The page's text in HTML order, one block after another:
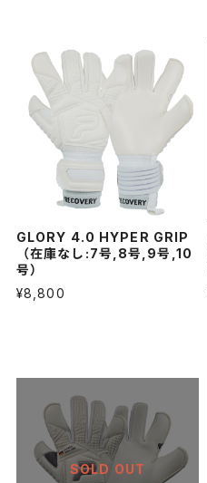
GLORY 4.0 HYPER GRIP
（在庫なし:7号,8号,9号,10
号）
¥8,800
SOLD OUT